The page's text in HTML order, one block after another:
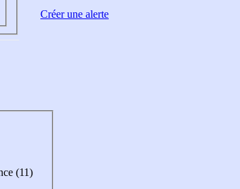
(11)
Créer une alerte